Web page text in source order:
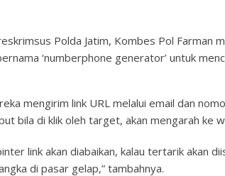
Polda Jatim, Kombes Pol Farman
‘numberphone generator’ untuk
mengirim link URL melalui email dan
bila di klik oleh target, akan mengarah ke
link akan diabaikan, kalau tertarik akan
di pasar gelap,” tambahnya.